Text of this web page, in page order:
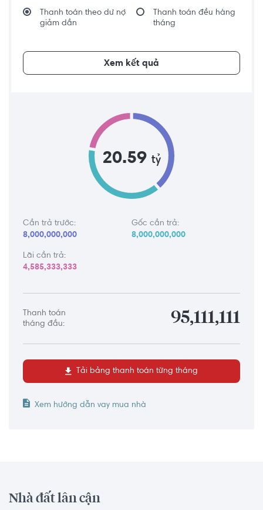
Thanh toán theo dư nợ
giảm dần
Thanh toán đều hàng
tháng
Xem kết quả
20.59 tỷ
Cần trả trước:
8,000,000,000
Gốc cần trả:
8,000,000,000
Lãi cần trả:
4,585,333,333
Thanh toán
tháng đầu:
95,111,111
Tải bảng thanh toán từng tháng
Xem hướng dẫn vay mua nhà
Nhà đất lân cận